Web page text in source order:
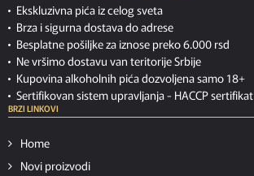
Ekskluzivna pića iz celog sveta
Brza i sigurna dostava do adrese
Besplatne pošiljke za iznose preko 6.000 rsd
Ne vršimo dostavu van teritorije Srbije
Kupovina alkoholnih pića dozvoljena samo 18+
Sertifikovan sistem upravljanja - HACCP sertifikat
BRZI LINKOVI
Home
Novi proizvodi